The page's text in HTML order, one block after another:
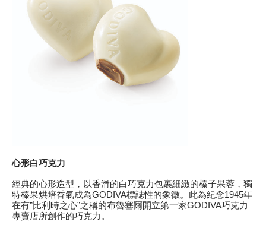
心形白巧克力
經典的心形造型，以香滑的白巧克力包裹細緻的榛子果蓉，獨
特榛果烘培香氣成為GODIVA標誌性的象徵。此為紀念1945年
在有”比利時之心”之稱的布魯塞爾開立第一家GODIVA巧克力
專賣店所創作的巧克力。